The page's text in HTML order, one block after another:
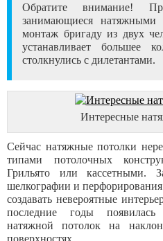
Обратите внимание!
занимающиеся
монтаж бригаду из двух
устанавливает большее
столкнулись с дилетантами.
Интересные
Сейчас натяжные потолки
типами потолочных
Грильято или кассетными.
шелкографии и
создавать невероятные
последние годы появилась
натяжной потолок на
поверхностях.